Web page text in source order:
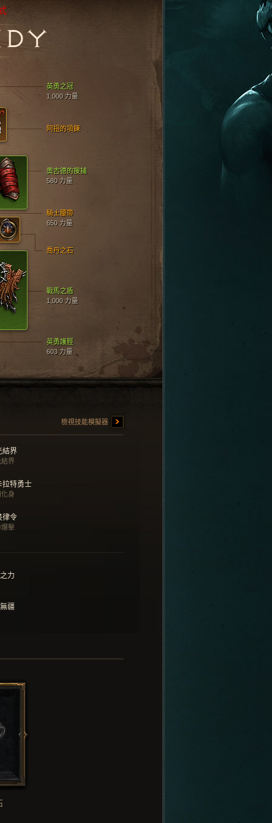
英勇之冠
1,000 力量
英勇護脛
603 力量
奧吉德的搜捕
580 力量
戰馬之盾
1,000 力量
騎士腰帶
650 力量
喬丹之石
阿扭的項鍊
檢視技能模擬器
結界
結界
拉特勇士
身
律令
爆擊
力
疆